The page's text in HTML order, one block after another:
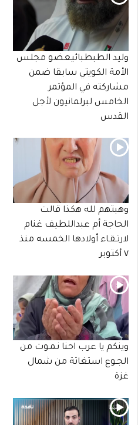
وليد الطبطبائيعضو مجلس
الأمة الكويتي سابقا ضمن
مشاركته في المؤتمر
الخامس لبرلمانيون لأجل
القدس
وهبتهم لله هكذا قالت
الحاجة أم عبداللطيف غنام
لارتـقـاء أولادها الخمسه منذ
٧ أكتوبر
وينكم يا عرب احنا نـمـوت من
الجـوع استغاثة من شمال
غزة